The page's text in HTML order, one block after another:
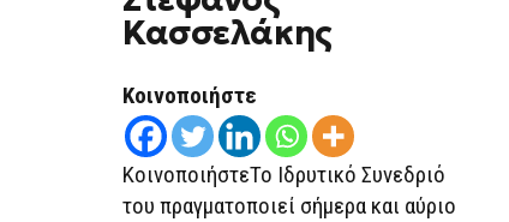
Κασσελάκης
Κοινοποιήστε
ΚοινοποιήστεΤο Ιδρυτικό Συνεδριό
του πραγματοποιεί σήμερα και αύριο